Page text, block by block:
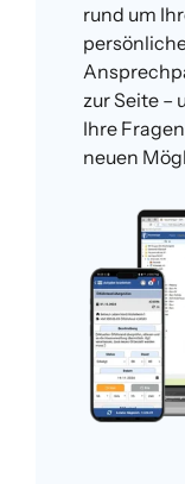
rund um
zur Seite –
Ihre
neuen